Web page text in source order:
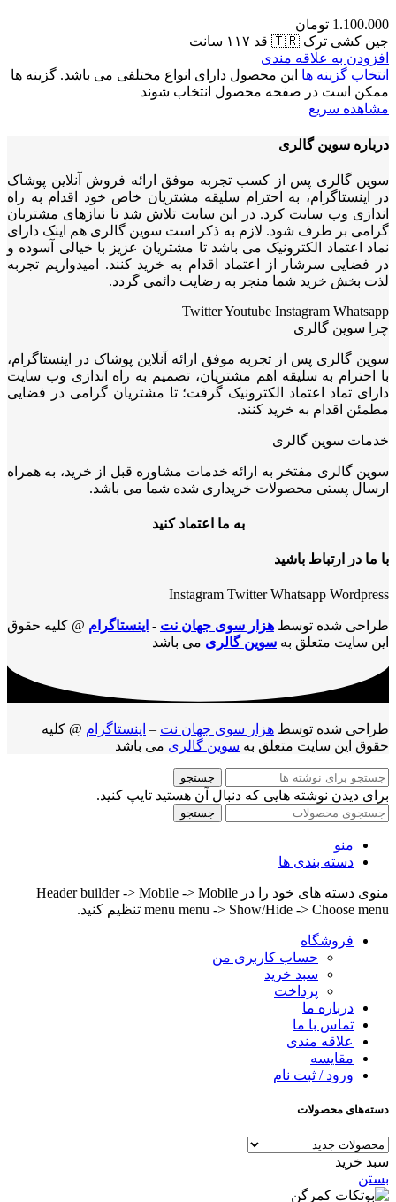
1.100.000 تومان
جین کشی ترک 🇹🇷 قد ۱۱۷ سانت
افزودن به علاقه مندی
انتخاب گزینه ها این محصول دارای انواع مختلفی می باشد. گزینه ها
ممکن است در صفحه محصول انتخاب شوند
مشاهده سریع
درباره سوین گالری
سوین گالری پس از کسب تجربه موفق ارائه فروش آنلاین پوشاک
در اینستاگرام، به احترام سلیقه مشتریان خاص خود اقدام به راه
اندازی وب سایت کرد. در این سایت تلاش شد تا نیازهای مشتریان
گرامی بر طرف شود. لازم به ذکر است سوین گالری هم اینک دارای
نماد اعتماد الکترونیک می باشد تا مشتریان عزیز با خیالی آسوده و
در فضایی سرشار از اعتماد اقدام به خرید کنند. امیدواریم تجربه
لذت بخش خرید شما منجر به رضایت دائمی گردد.
TwitterYoutube Instagram Whatsapp
چرا سوین گالری
سوین گالری پس از تجربه موفق ارائه آنلاین پوشاک در اینستاگرام،
با احترام به سلیقه اهم مشتریان، تصمیم به راه اندازی وب سایت
دارای تماد اعتماد الکترونیک گرفت؛ تا مشتریان گرامی در فضایی
مطمئن اقدام به خرید کنند.
خدمات سوین گالری
سوین گالری مفتخر به ارائه خدمات مشاوره قبل از خرید، به همراه
ارسال پستی محصولات خریداری شده شما می باشد.
به ما اعتماد کنید
با ما در ارتباط باشید
Instagram Twitter Whatsapp Wordpress
طراحی شده توسط هزار سوی جهان نت - اینستاگرام @ کلیه حقوق
این سایت متعلق به سوین گالری می باشد
طراحی شده توسط هزار سوی جهان نت – اینستاگرام @ کلیه
حقوق این سایت متعلق به سوین گالری می باشد
جستجو
برای دیدن نوشته هایی که دنبال آن هستید تایپ کنید.
جستجو
منو
دسته بندی ها
منوی دسته های خود را در Header builder -> Mobile -> Mobile
menu menu -> Show/Hide -> Choose menu تنظیم کنید.
فروشگاه
حساب کاربری من
سبد خرید
پرداخت
درباره ما
تماس با ما
علاقه مندی
مقایسه
ورود / ثبت نام
دسته‌های محصولات
سبد خرید
بستن